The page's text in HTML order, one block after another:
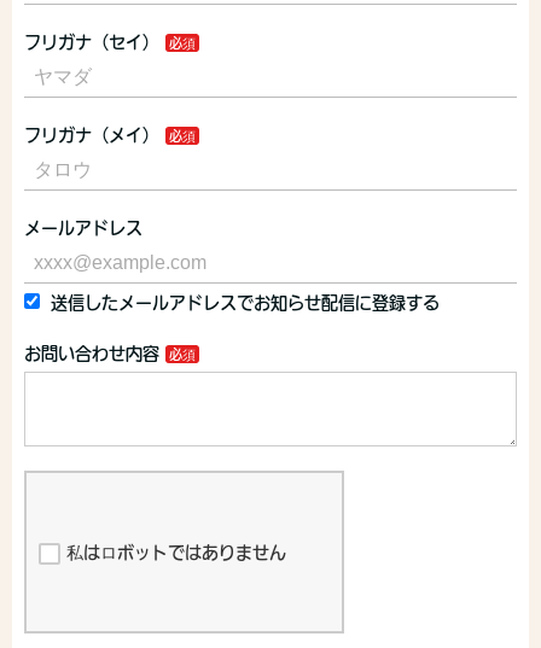
フリガナ（セイ）
フリガナ（メイ）
メールアドレス
送信したメールアドレスでお知らせ配信に登録する
お問い合わせ内容
私はロボットではありません